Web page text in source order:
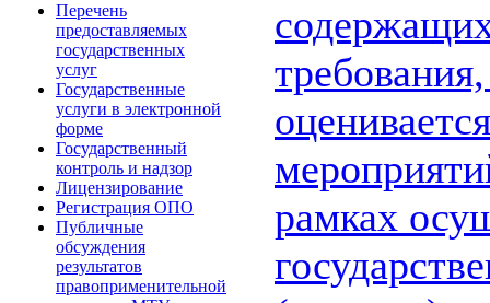
Перечень
предоставляемых
государственных
услуг
Государственные
услуги в электронной
форме
Государственный
контроль и надзор
Лицензирование
Регистрация ОПО
Публичные
обсуждения
результатов
правоприменительной
рамках